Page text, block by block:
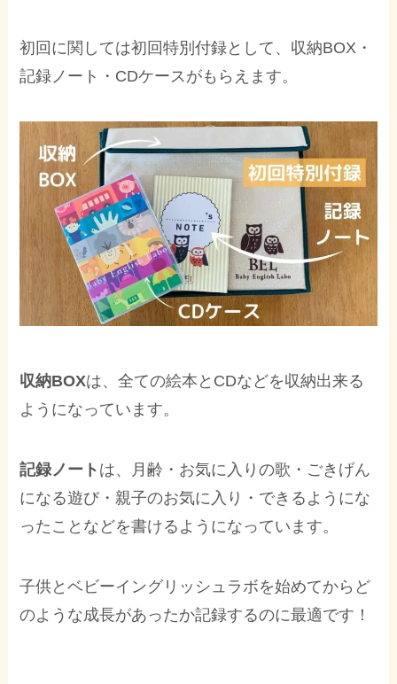
初回に関しては初回特別付録として、収納BOX・
記録ノート・CDケースがもらえます。
収納BOXは、全ての絵本とCDなどを収納出来る
ようになっています。
記録ノート は、月齢・お気に入りの歌・ごきげん
になる遊び・親子のお気に入り・できるようにな
ったことなどを書けるようになっています。
子供とベビーイングリッシュラボを始めてからど
のような成長があったか記録するのに最適です！